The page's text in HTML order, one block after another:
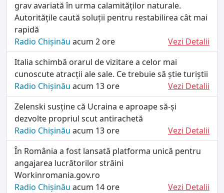
grav avariată în urma calamităților naturale.
Autoritățile caută soluții pentru restabilirea cât mai
rapidă
Radio Chișinău acum 2 ore
Vezi Detalii
Italia schimbă orarul de vizitare a celor mai
cunoscute atracții ale sale. Ce trebuie să știe turiștii
Radio Chișinău acum 13 ore
Vezi Detalii
Zelenski susține că Ucraina e aproape să-și
dezvolte propriul scut antirachetă
Radio Chișinău acum 13 ore
Vezi Detalii
În România a fost lansată platforma unică pentru
angajarea lucrătorilor străini
Workinromania.gov.ro
Radio Chișinău acum 14 ore
Vezi Detalii